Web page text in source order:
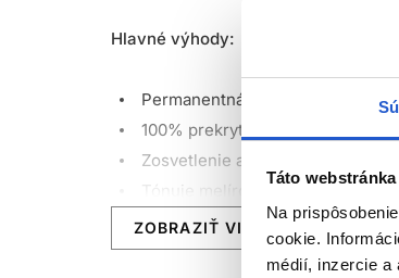
Táto
Na
cookie.
médií, inzercie a
Hlavné výhody:
Permanentná farba na vlasy bez
100% prekrytie šedivých vlasov
Zosvetlenie až o 3-4 výšok
Tónuje melírované vlasy
Bez nepríjemného zápachu
S obsahom kolagénu a Micro
ZOBRAZIŤ VIAC